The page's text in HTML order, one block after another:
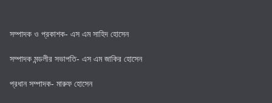
সম্পাদক ও প্রকাশক- এস এম সাহিদ হোসেন
সম্পাদক মন্ডলীর সভাপতি- এস এম জাকির হোসেন
প্রধান সম্পাদক- মারুফ হোসেন